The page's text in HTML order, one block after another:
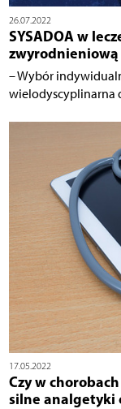
26.07.2022
SYSADOA w
– Wybór
wielodyscyplinarna
17.05.2022
Czy w
silne analgetyki